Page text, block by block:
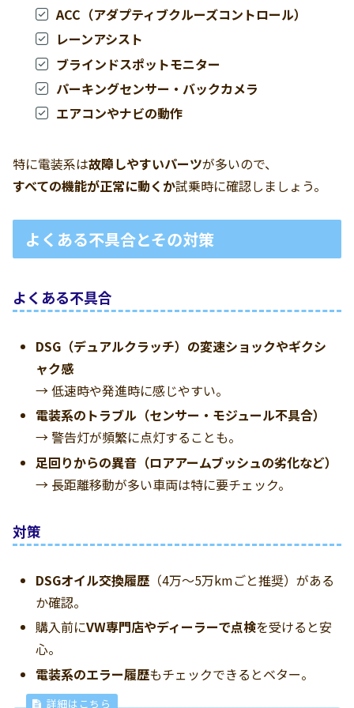
ACC（アダプティブクルーズコントロール）
レーンアシスト
ブラインドスポットモニター
パーキングセンサー・バックカメラ
エアコンやナビの動作
特に電装系は故障しやすいパーツが多いので、
すべての機能が正常に動くか試乗時に確認しましょう。
よくある不具合とその対策
よくある不具合
DSG（デュアルクラッチ）の変速ショックやギクシ
ャク感
→ 低速時や発進時に感じやすい。
電装系のトラブル（センサー・モジュール不具合）
→ 警告灯が頻繁に点灯することも。
足回りからの異音（ロアアームブッシュの劣化など）
→ 長距離移動が多い車両は特に要チェック。
対策
DSGオイル交換履歴 （4万～5万kmごと推奨）がある
か確認。
購入前にVW専門店やディーラーで点検を受けると安
心。
電装系のエラー履歴もチェックできるとベター。